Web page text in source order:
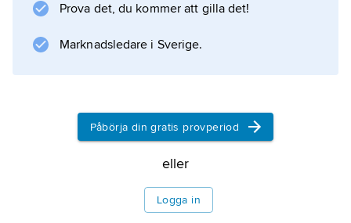
Prova det, du kommer att gilla det!
Marknadsledare i Sverige.
Påbörja din gratis provperiod
eller
Logga in